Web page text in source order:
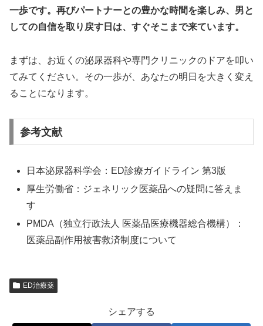
一歩です。再びパートナーとの豊かな時間を楽しみ、男と
しての自信を取り戻す日は、すぐそこまで来ています。
まずは、お近くの泌尿器科や専門クリニックのドアを叩い
てみてください。その一歩が、あなたの明日を大きく変え
ることになります。
参考文献
日本泌尿器科学会：ED診療ガイドライン 第3版
厚生労働省：ジェネリック医薬品への疑問に答えま
す
PMDA（独立行政法人 医薬品医療機器総合機構）：
医薬品副作用被害救済制度について
ED治療薬
シェアする